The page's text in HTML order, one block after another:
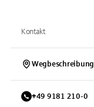
Kontakt
Wegbeschreibung
+49 9181 210-0